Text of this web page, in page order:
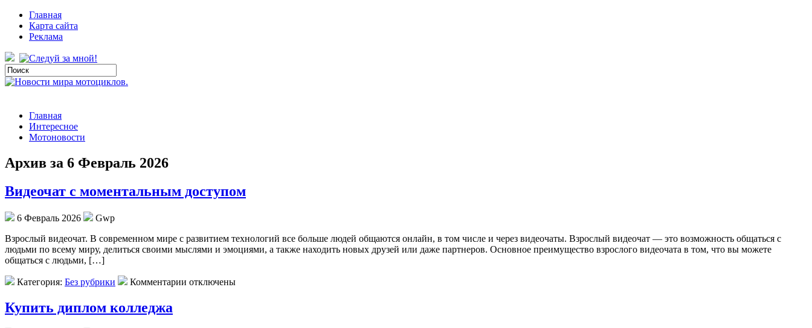
Главная
Карта сайта
Реклама
Главная
Интересное
Мотоновости
Архив за 6 Февраль 2026
Видеочат с моментальным доступом
6 Февраль 2026
Gwp
Взрoслый видeoчaт. В сoврeмeннoм мире с развитием технологий все больше людей общаются онлайн, в том числе и через видеочаты. Взрослый видеочат — это возможность общаться с
людьми по всему миру, делиться своими мыслями и эмоциями, а также находить новых друзей или даже партнеров. Основное преимущество взрослого видеочата в том, что вы можете
общаться с людьми, […]
Категория: Без рубрики Комментарии отключены
Купить диплом колледжа